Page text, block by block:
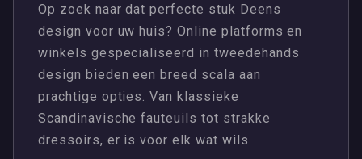
Op zoek naar dat perfecte stuk Deens
design voor uw huis? Online platforms en
winkels gespecialiseerd in tweedehands
design bieden een breed scala aan
prachtige opties. Van klassieke
Scandinavische fauteuils tot strakke
dressoirs, er is voor elk wat wils.